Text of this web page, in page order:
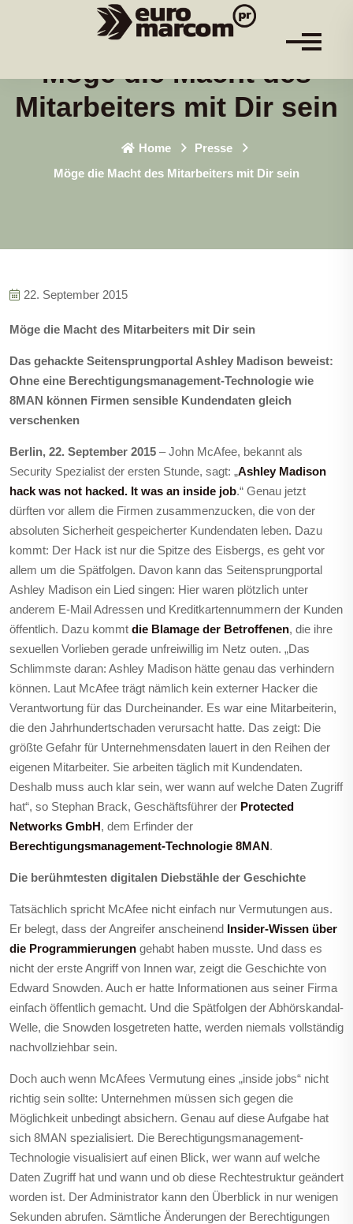
Möge die Macht des
Mitarbeiters mit Dir sein
Home
Presse
Möge die Macht des Mitarbeiters mit Dir sein
22. September 2015
Möge die Macht des Mitarbeiters mit Dir sein
Das gehackte Seitensprungportal Ashley Madison beweist:
Ohne eine Berechtigungsmanagement-Technologie wie
8MAN können Firmen sensible Kundendaten gleich
verschenken
Berlin, 22. September 2015 – John McAfee, bekannt als
Security Spezialist der ersten Stunde, sagt: „Ashley Madison
hack was not hacked. It was an inside job.“ Genau jetzt
dürften vor allem die Firmen zusammenzucken, die von der
absoluten Sicherheit gespeicherter Kundendaten leben. Dazu
kommt: Der Hack ist nur die Spitze des Eisbergs, es geht vor
allem um die Spätfolgen. Davon kann das Seitensprungportal
Ashley Madison ein Lied singen: Hier waren plötzlich unter
anderem E-Mail Adressen und Kreditkartennummern der Kunden
öffentlich. Dazu kommt die Blamage der Betroffenen, die ihre
sexuellen Vorlieben gerade unfreiwillig im Netz outen. „Das
Schlimmste daran: Ashley Madison hätte genau das verhindern
können. Laut McAfee trägt nämlich kein externer Hacker die
Verantwortung für das Durcheinander. Es war eine Mitarbeiterin,
die den Jahrhundertschaden verursacht hatte. Das zeigt: Die
größte Gefahr für Unternehmensdaten lauert in den Reihen der
eigenen Mitarbeiter. Sie arbeiten täglich mit Kundendaten.
Deshalb muss auch klar sein, wer wann auf welche Daten Zugriff
hat“, so Stephan Brack, Geschäftsführer der Protected
Networks GmbH, dem Erfinder der
Berechtigungsmanagement-Technologie 8MAN.
Die berühmtesten digitalen Diebstähle der Geschichte
Tatsächlich spricht McAfee nicht einfach nur Vermutungen aus.
Er belegt, dass der Angreifer anscheinend Insider-Wissen über
die Programmierungen gehabt haben musste. Und dass es
nicht der erste Angriff von Innen war, zeigt die Geschichte von
Edward Snowden. Auch er hatte Informationen aus seiner Firma
einfach öffentlich gemacht. Und die Spätfolgen der Abhörskandal-
Welle, die Snowden losgetreten hatte, werden niemals vollständig
nachvollziehbar sein.
Doch auch wenn McAfees Vermutung eines „inside jobs“ nicht
richtig sein sollte: Unternehmen müssen sich gegen die
Möglichkeit unbedingt absichern. Genau auf diese Aufgabe hat
sich 8MAN spezialisiert. Die Berechtigungsmanagement-
Technologie visualisiert auf einen Blick, wer wann auf welche
Daten Zugriff hat und wann und ob diese Rechtestruktur geändert
worden ist. Der Administrator kann den Überblick in nur wenigen
Sekunden abrufen. Sämtliche Änderungen der Berechtigungen